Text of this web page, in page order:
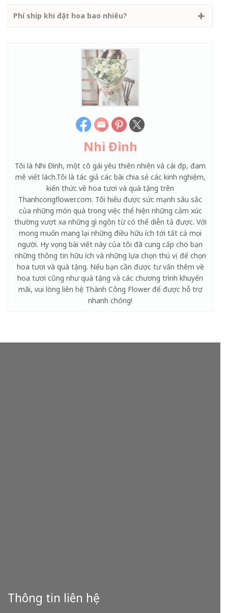
Phí ship khi đặt hoa bao nhiêu?
Nhi Đình
Tôi là Nhi Đình, một cô gái yêu thiên nhiên và cái đẹp, đam
mê viết lách.Tôi là tác giả các bài chia sẻ các kinh nghiệm,
kiến thức về hoa tươi và quà tặng trên
Thanhcongflower.com. Tôi hiểu được sức mạnh sâu sắc
của những món quà trong việc thể hiện những cảm xúc
thường vượt xa những gì ngôn từ có thể diễn tả được. Với
mong muốn mang lại những điều hữu ích tới tất cả mọi
người. Hy vọng bài viết này của tôi đã cung cấp cho bạn
những thông tin hữu ích và những lựa chọn thú vị để chọn
hoa tươi và quà tặng. Nếu bạn cần được tư vấn thêm về
hoa tươi cũng như quà tặng và các chương trình khuyến
mãi, vui lòng liên hệ Thành Công Flower để được hỗ trợ
nhanh chóng!
Thông tin liên hệ